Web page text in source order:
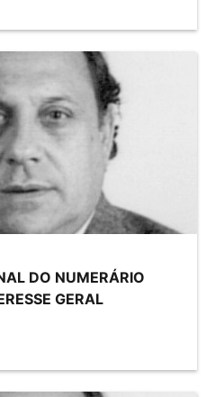
DO NUMERÁRIO
GERAL